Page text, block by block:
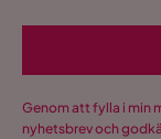
Genom att fylla i min
nyhetsbrev och